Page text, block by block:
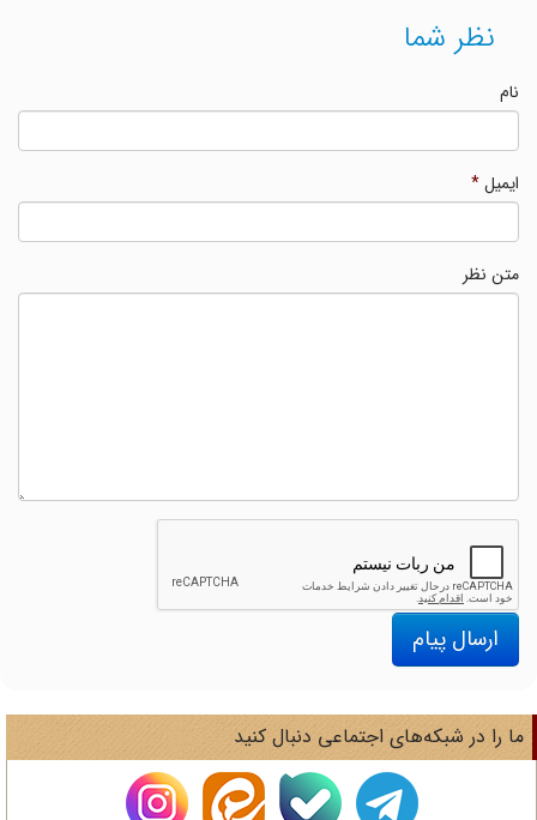
نظر شما
ایمیل*
متن نظر
ارسال پیام
را در شبکه‌های اجتماعی دنبال کنید